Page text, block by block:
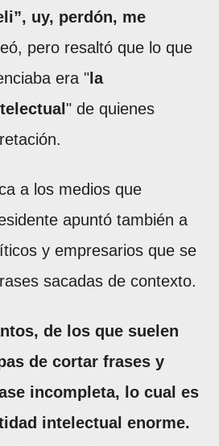
uy, perdón, me
pero resaltó que lo que
era " la
" de quienes
a los medios que
apuntó también a
y empresarios que se
sacadas de contexto.
de los que suelen
de cortar frases y
incompleta, lo cual es
intelectual enorme.